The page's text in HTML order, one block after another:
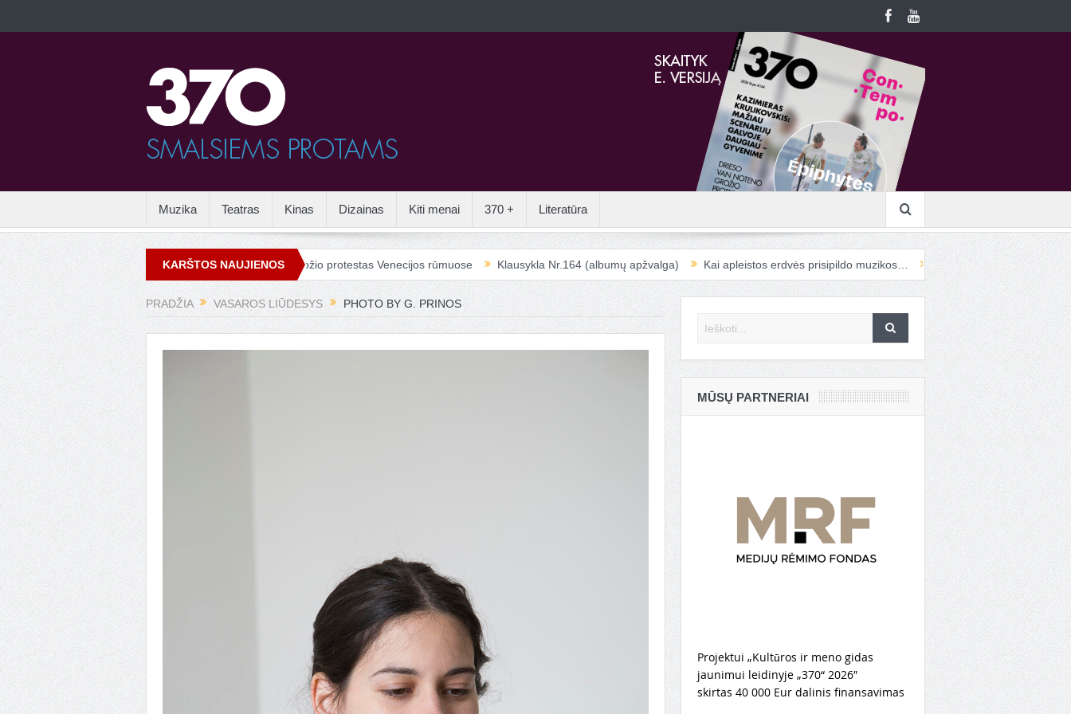
Muzika Teatras Kinas Dizainas Kiti menai 370 + Literatūra
KARŠTOS NAUJIENOS
Vandalizmas mene Drieso van Noteno grožio protestas Venecijos rūmuose Klausykla Nr.164 (albumų apžvalga) Kai apleistos erdvės prisipildo muzikos… Į „ConTempo“ atvykstanti cirko
PRADŽIA VASAROS LIŪDESYS PHOTO BY G. PRINOS
MŪSŲ PARTNERIAI
Projektui „Kultūros ir meno gidas
jaunimui leidinyje „370“ 2026″
skirtas 40 000 Eur dalinis finansavimas